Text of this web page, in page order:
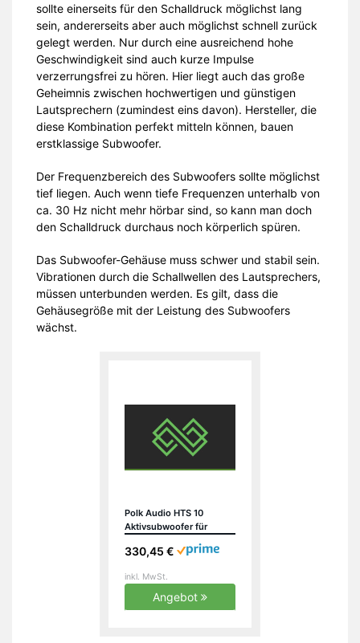
sollte einerseits für den Schalldruck möglichst lang
sein, andererseits aber auch möglichst schnell zurück
gelegt werden. Nur durch eine ausreichend hohe
Geschwindigkeit sind auch kurze Impulse
verzerrungsfrei zu hören. Hier liegt auch das große
Geheimnis zwischen hochwertigen und günstigen
Lautsprechern (zumindest eins davon). Hersteller, die
diese Kombination perfekt mitteln können, bauen
erstklassige Subwoofer.
Der Frequenzbereich des Subwoofers sollte möglichst
tief liegen. Auch wenn tiefe Frequenzen unterhalb von
ca. 30 Hz nicht mehr hörbar sind, so kann man doch
den Schalldruck durchaus noch körperlich spüren.
Das Subwoofer-Gehäuse muss schwer und stabil sein.
Vibrationen durch die Schallwellen des Lautsprechers,
müssen unterbunden werden. Es gilt, dass die
Gehäusegröße mit der Leistung des Subwoofers
wächst.
Polk Audio HTS 10
Aktivsubwoofer für
und Musik, 10″ Bass Box,
330,45 €
inkl. MwSt.
Angebot